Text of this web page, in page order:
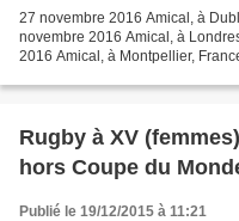
27 novembre 2016 Amical, à
novembre 2016 Amical, à
2016 Amical, à Montpellier,
Rugby à XV
hors Coupe du
Publié le 19/12/2015 à 11:21